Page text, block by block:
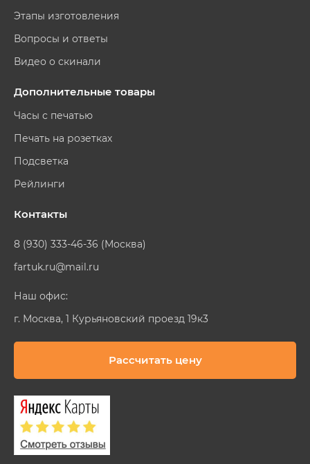
Этапы изготовления
Вопросы и ответы
Видео о скинали
Дополнительные товары
Часы с печатью
Печать на розетках
Подсветка
Рейлинги
Контакты
8 (930) 333-46-36 (Москва)
fartuk.ru@mail.ru
Наш офис:
г. Москва, 1 Курьяновский проезд 19к3
Рассчитать цену